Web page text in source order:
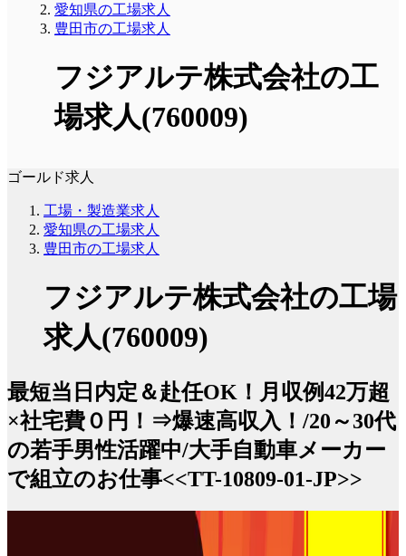
愛知県の工場求人
豊田市の工場求人
フジアルテ株式会社の工
場求人(760009)
ゴールド求人
工場・製造業求人
愛知県の工場求人
豊田市の工場求人
フジアルテ株式会社の工場
求人(760009)
最短当日内定＆赴任OK！月収例42万超
×社宅費０円！⇒爆速高収入！/20～30代
の若手男性活躍中/大手自動車メーカー
で組立のお仕事<<TT-10809-01-JP>>